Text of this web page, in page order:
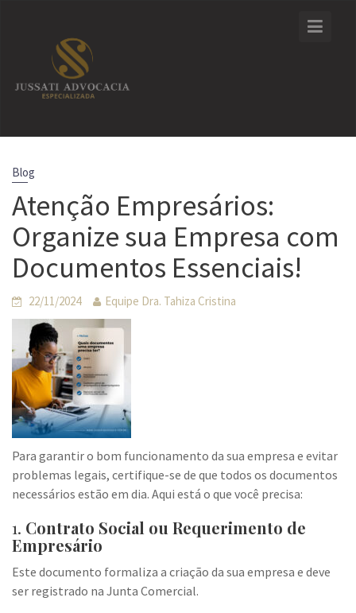
Blog
Atenção Empresários:
Organize sua Empresa com
Documentos Essenciais!
22/11/2024 Equipe Dra. Tahiza Cristina
Para garantir o bom funcionamento da sua empresa e evitar
problemas legais, certifique-se de que todos os documentos
necessários estão em dia. Aqui está o que você precisa:
1. Contrato Social ou Requerimento de
Empresário
Este documento formaliza a criação da sua empresa e deve
ser registrado na Junta Comercial.